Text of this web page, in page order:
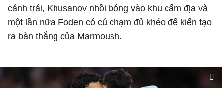
cánh trái, Khusanov nhồi bóng vào khu cấm địa và
một lần nữa Foden có cú chạm đủ khéo để kiến tạo
ra bàn thắng của Marmoush.